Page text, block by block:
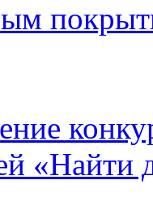
«Найти